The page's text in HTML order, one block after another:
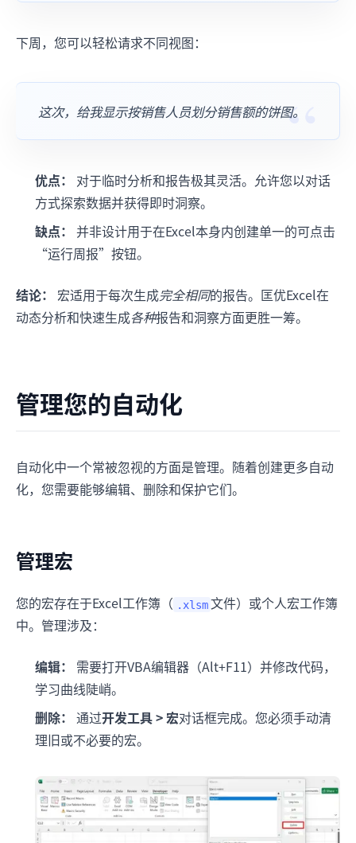
下周，您可以轻松请求不同视图：
这次，给我显示按销售人员划分销售额的饼图。
优点：
对于临时分析和报告极其灵活。允许您以对话
方式探索数据并获得即时洞察。
缺点： 并非设计用于在Excel本身内创建单一的可点击
“运行周报”按钮。
结论： 宏适用于每次生成完全相同的报告。匡优Excel在
动态分析和快速生成各种报告和洞察方面更胜一筹。
管理您的自动化
自动化中一个常被忽视的方面是管理。随着创建更多自动
化，您需要能够编辑、删除和保护它们。
管理宏
您的宏存在于Excel工作簿（ .xlsm 文件）或个人宏工作簿
中。管理涉及：
编辑：
需要打开VBA编辑器（Alt+F11）并修改代码，
学习曲线陡峭。
删除： 通过开发工具 > 宏对话框完成。您必须手动清
理旧或不必要的宏。